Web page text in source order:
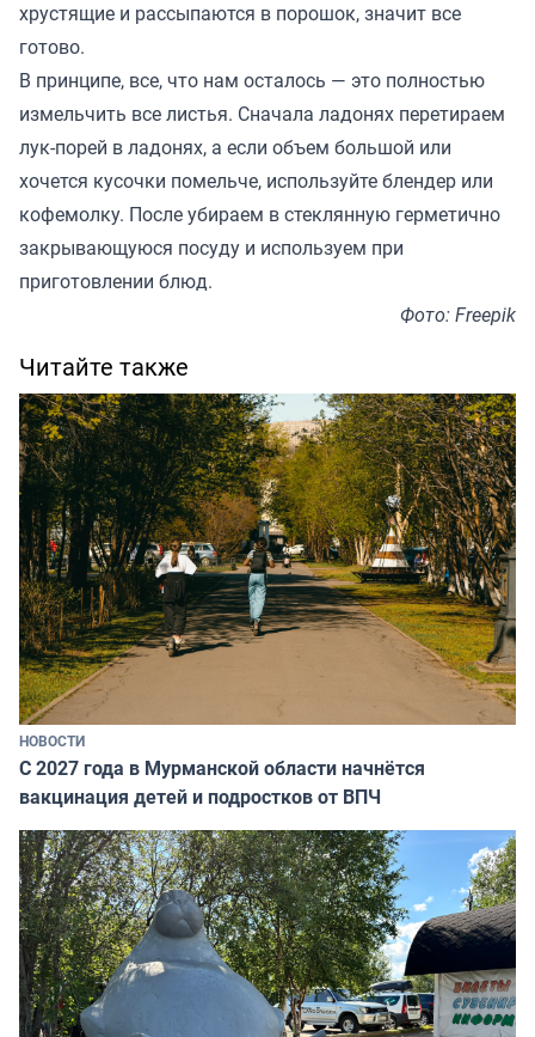
хрустящие и рассыпаются в порошок, значит все
готово.
В принципе, все, что нам осталось — это полностью
измельчить все листья. Сначала ладонях перетираем
лук-порей в ладонях, а если объем большой или
хочется кусочки помельче, используйте блендер или
кофемолку. После убираем в стеклянную герметично
закрывающуюся посуду и используем при
приготовлении блюд.
Фото: Freepik
Читайте также
НОВОСТИ
С 2027 года в Мурманской области начнётся
вакцинация детей и подростков от ВПЧ